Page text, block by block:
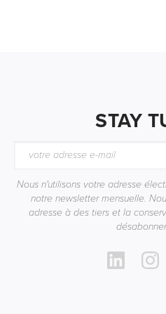
STAY
Nous n'utilisons votre adresse
notre newsletter mensuelle.
adresse à des tiers et la